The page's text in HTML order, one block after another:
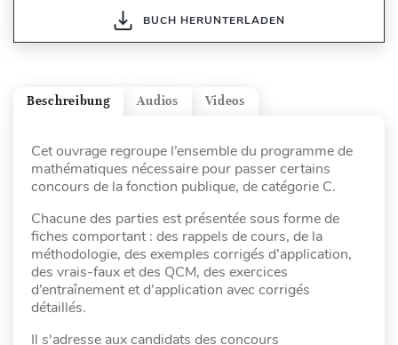
BUCH HERUNTERLADEN
Videos
Audios
Beschreibung
Cet ouvrage regroupe l’ensemble du programme de
mathématiques nécessaire pour passer certains
concours de la fonction publique, de catégorie C.
Chacune des parties est présentée sous forme de
fiches comportant : des rappels de cours, de la
méthodologie, des exemples corrigés d’application,
des vrais-faux et des QCM, des exercices
d’entraînement et d’application avec corrigés
détaillés.
Il s'adresse aux candidats des concours